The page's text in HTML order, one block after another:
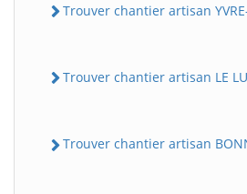
Trouver chantier artisan YVRE-
Trouver chantier artisan LE
Trouver chantier artisan